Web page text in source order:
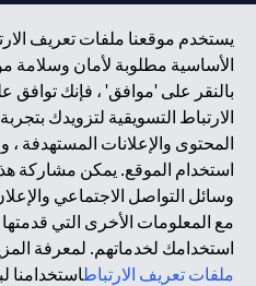
يستخدم موقعنا ملفات تعريف
الأساسية مطلوبة لأمان وسلامة
بالنقر على 'موافق' ، فإنك توافق
الارتباط التسويقية لتزويدك
المحتوى والإعلانات المستهدفة ،
استخدام الموقع. يمكن مشاركة
وسائل التواصل الاجتماعي
مع المعلومات الأخرى التي
استخدامك لخدماتهم. لمعرفة
ملفات تعريف الارتباطاستخدامنا
سيتي بنك إن. إيه. الإمارات مسجل
الإمارات في دبي، وCN-1002019
فرع سيتي بنك إن إيه - الإمارات
الإمارات العربية المتحدة المركزي
سيتي بنك إن إيه الإمارات العربية
الاستشارات المالية والتعريف
20200000097 ب) وسيط